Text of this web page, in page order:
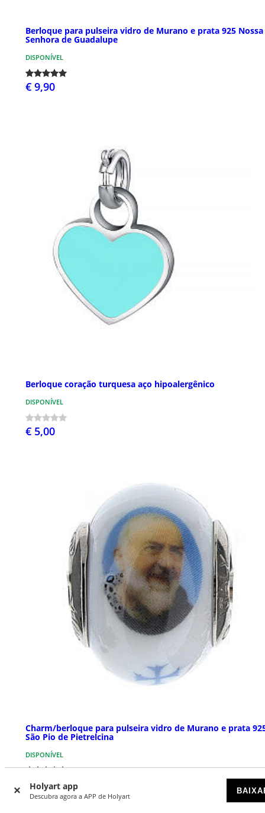
Holyart app
Descubra agora a APP de Holyart
Berloque para pulseira vidro de Murano e prata 925 Nossa
Senhora de Guadalupe
DISPONÍVEL
€ 9,90
Berloque coração turquesa aço hipoalergênico
DISPONÍVEL
€ 5,00
Charm/berloque para pulseira vidro de Murano e prata
São Pio de Pietrelcina
DISPONÍVEL
€ 9,90